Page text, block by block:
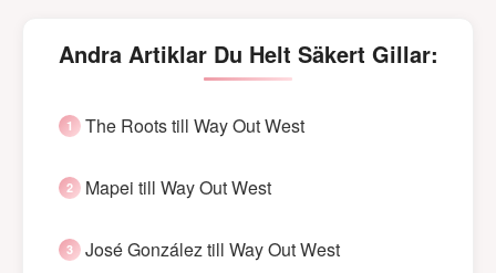
Andra Artiklar Du Helt Säkert Gillar:
The Roots till Way Out West
Mapei till Way Out West
José González till Way Out West